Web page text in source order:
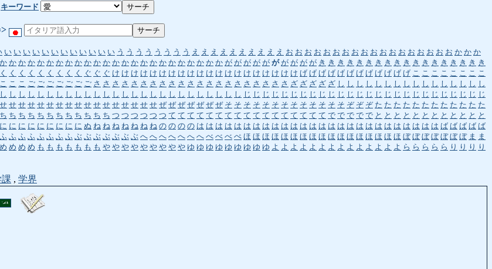
キーワード
い い い い い い い い い い い い う う う う う う う う え え え え え え え え え え お お お お お お お お お お お お お お お お お お か か か
か か か か か か か か か か か か か か か か か か か か か か か か が が が が が が が が が が き き き き き き き き き き き き き き き き き き
く く く く く く く く く ぐ ぐ ぐ け け け け け け け け け け け け け け け け け け け け げ げ げ げ げ げ げ げ げ げ げ げ こ こ こ こ こ こ こ こ
こ こ こ ご ご ご ご ご ご ご さ さ さ さ さ さ さ さ さ さ さ さ さ さ さ さ さ さ さ さ さ ざ ざ ざ ざ ざ し し し し し し し し し し し し し し し し
し し し し し し し し し し し し し し し し し し し し し し し し し し じ じ じ じ じ じ じ じ じ じ じ じ じ じ じ じ じ じ じ じ じ じ じ じ じ じ
せ せ せ せ せ せ せ せ せ せ せ せ せ せ せ せ せ ぜ ぜ ぜ ぜ ぜ ぜ ぜ そ そ そ そ そ そ そ そ そ そ そ そ そ ぞ ぞ ぞ た た た た た た た た た た た た
ち ち ち ち ち ち ち ち ち ち ち ち つ つ つ つ つ つ て て て て て て て て て て て て て て て て て で で で で で と と と と と と と と と と と と
に に に に に に に に に ぬ ね ね ね ね ね ね ね の の の の は は は は は は は は は は は は は は は は は は は は は は は は は は ば ば ば ば ば
ふ ふ ふ ふ ふ ふ ふ ふ ぶ ぶ ぶ ぶ ぶ ぶ ぶ へ へ へ へ へ へ へ べ べ べ ぺ ほ ほ ほ ほ ほ ほ ほ ほ ほ ほ ほ ほ ほ ほ ほ ほ ほ ぼ ぼ ぼ ぼ ぼ ぼ ぼ ま ま
め め め め も も も も も も も や や や や や や や や や ゆ ゆ ゆ ゆ ゆ ゆ ゆ ゆ ゆ よ よ よ よ よ よ よ よ よ よ よ よ よ よ ら ら ら ら ら り り り り
, 学界